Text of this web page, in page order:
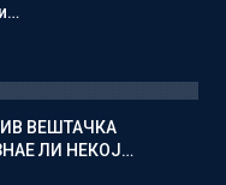
ВЕШТАЧКА
ЛИ НЕКОЈ…